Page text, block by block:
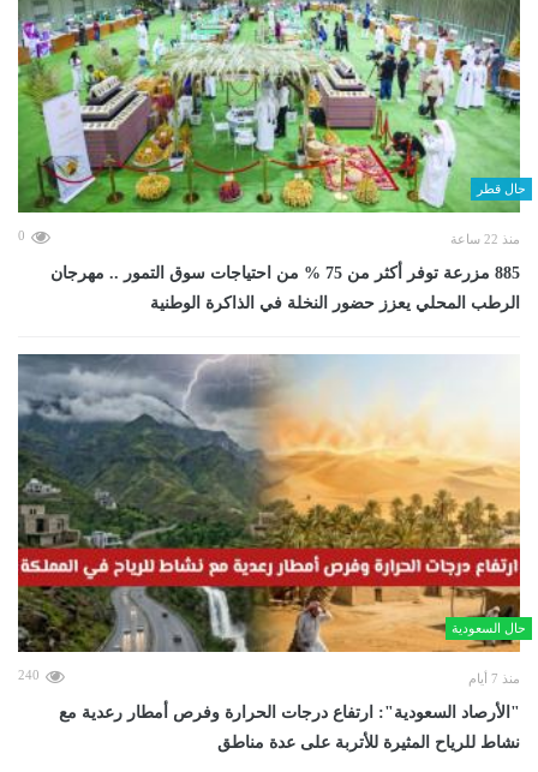
حال قطر
منذ 22 ساعة 0
885 مزرعة توفر أكثر من 75 % من احتياجات سوق التمور .. مهرجان
الرطب المحلي يعزز حضور النخلة في الذاكرة الوطنية
حال السعودية
منذ 7 أيام 240
"الأرصاد السعودية": ارتفاع درجات الحرارة وفرص أمطار رعدية مع
نشاط للرياح المثيرة للأتربة على عدة مناطق